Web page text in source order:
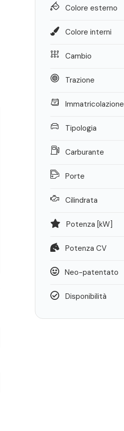
Colore esterno
Colore interni
Cambio
Trazione
Immatricolazione
Tipologia
Carburante
Porte
Cilindrata
Potenza [kW]
Potenza CV
Neo-patentato
Disponibilità